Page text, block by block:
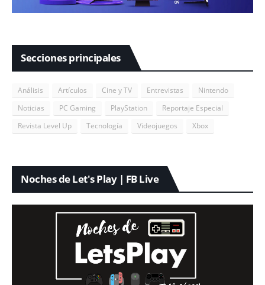
Secciones principales
Análisis Artículos Cine y TV Entrevistas
Nintendo
Noticias
PC Gaming PlayStation
Reportaje Especial
Revista Level Up
Tecnología Videojuegos Xbox
Noches de Let's Play | FB Live